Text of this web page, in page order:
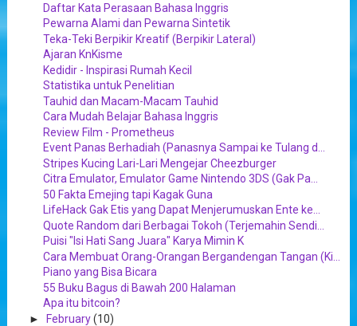
Daftar Kata Perasaan Bahasa Inggris
Pewarna Alami dan Pewarna Sintetik
Teka-Teki Berpikir Kreatif (Berpikir Lateral)
Ajaran KnKisme
Kedidir - Inspirasi Rumah Kecil
Statistika untuk Penelitian
Tauhid dan Macam-Macam Tauhid
Cara Mudah Belajar Bahasa Inggris
Review Film - Prometheus
Event Panas Berhadiah (Panasnya Sampai ke Tulang d...
Stripes Kucing Lari-Lari Mengejar Cheezburger
Citra Emulator, Emulator Game Nintendo 3DS (Gak Pa...
50 Fakta Emejing tapi Kagak Guna
LifeHack Gak Etis yang Dapat Menjerumuskan Ente ke...
Quote Random dari Berbagai Tokoh (Terjemahin Sendi...
Puisi "Isi Hati Sang Juara" Karya Mimin K
Cara Membuat Orang-Orangan Bergandengan Tangan (Ki...
Piano yang Bisa Bicara
55 Buku Bagus di Bawah 200 Halaman
Apa itu bitcoin?
► February(10)